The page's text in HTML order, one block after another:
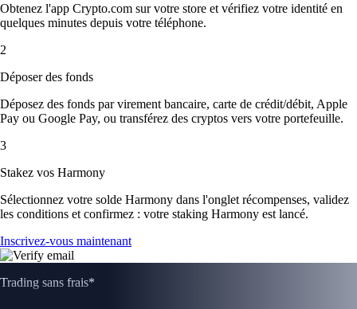
Obtenez l'app Crypto.com sur votre store et vérifiez votre identité en
quelques minutes depuis votre téléphone.
2
Déposer des fonds
Déposez des fonds par virement bancaire, carte de crédit/débit, Apple
Pay ou Google Pay, ou transférez des cryptos vers votre portefeuille.
3
Stakez vos Harmony
Sélectionnez votre solde Harmony dans l'onglet récompenses, validez
les conditions et confirmez : votre staking Harmony est lancé.
Inscrivez-vous maintenant
Trading sans frais*